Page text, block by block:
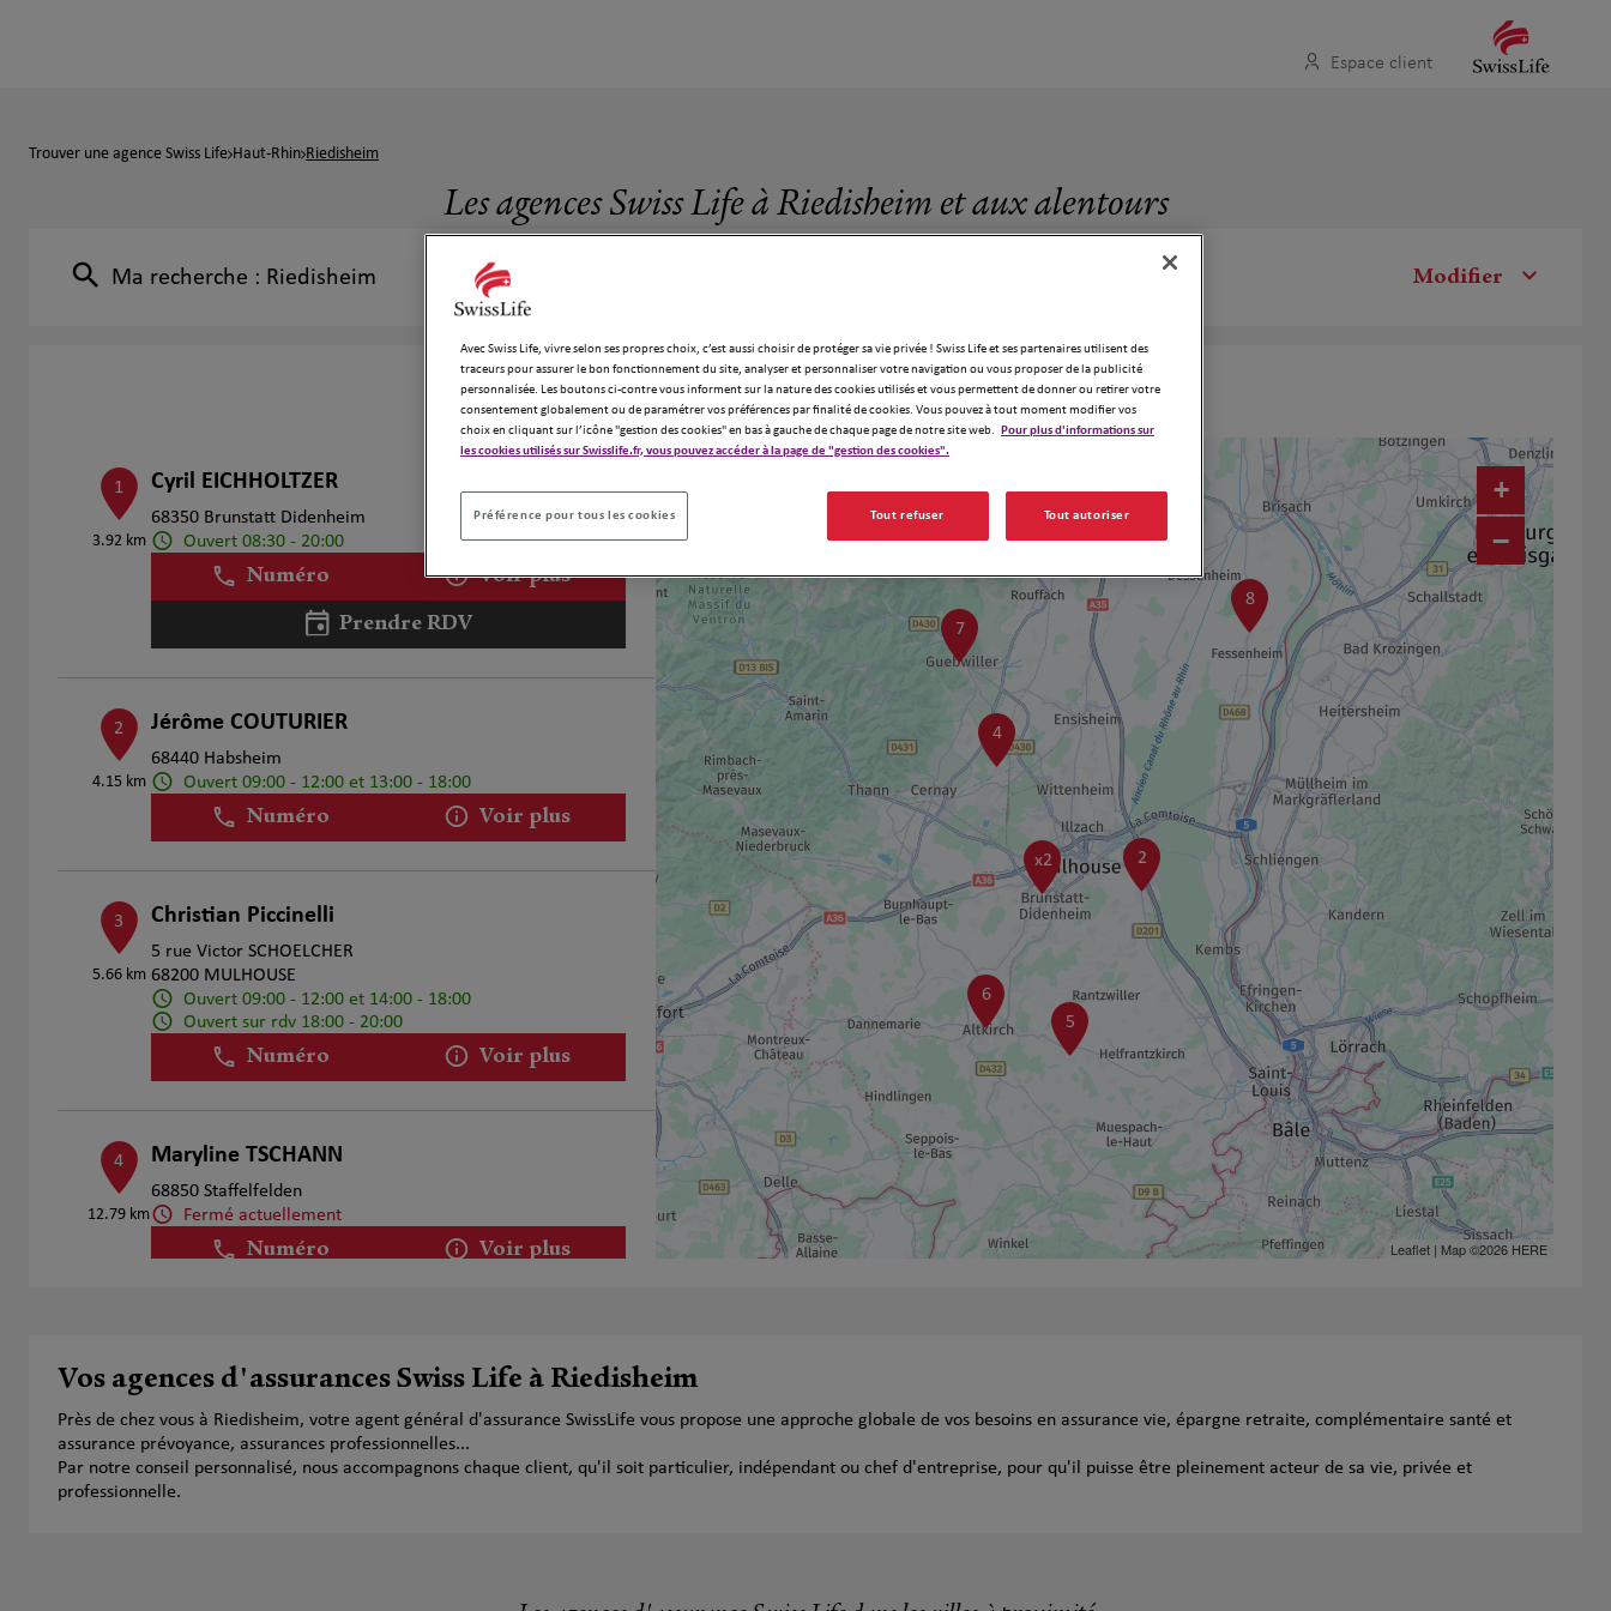
Espace client
Trouver une agence Swiss Life Haut-Rhin Riedisheim
Les agences Swiss Life à Riedisheim et aux alentours
Ma recherche : Riedisheim Modifier
8 agences Swiss Life à Riedisheim
1
3.92 km
Cyril EICHHOLTZER
68350 Brunstatt Didenheim
Ouvert 08:30 - 20:00
Numéro Voir plus
Prendre RDV
2
4.15 km
Jérôme COUTURIER
68440 Habsheim
Ouvert 09:00 - 12:00 et 13:00 - 18:00
Numéro Voir plus
3
5.66 km
Christian Piccinelli
5 rue Victor SCHOELCHER
68200 MULHOUSE
Ouvert 09:00 - 12:00 et 14:00 - 18:00
Ouvert sur rdv 18:00 - 20:00
Numéro Voir plus
4
12.79 km
Maryline TSCHANN
68850 Staffelfelden
Fermé actuellement
Numéro Voir plus
15.39 km
22 Rue Principale
68130 Hundsbach
Ouvert 09:00 - 18:00
Numéro Voir plus
8
7
4
6
5
2
x2
+
−
Leaflet| Map ©2026 HERE
Vos agences d'assurances Swiss Life à Riedisheim
Près de chez vous à Riedisheim, votre agent général d'assurance SwissLife vous propose une approche globale de vos besoins en assurance vie, épargne retraite, complémentaire santé et
assurance prévoyance, assurances professionnelles...
Par notre conseil personnalisé, nous accompagnons chaque client, qu'il soit particulier, indépendant ou chef d'entreprise, pour qu'il puisse être pleinement acteur de sa vie, privée et
professionnelle.
Avec Swiss Life, vivre selon ses propres choix, c’est aussi choisir de protéger sa vie privée ! Swiss Life et ses partenaires utilisent des
traceurs pour assurer le bon fonctionnement du site, analyser et personnaliser votre navigation ou vous proposer de la publicité
personnalisée. Les boutons ci-contre vous informent sur la nature des cookies utilisés et vous permettent de donner ou retirer votre
consentement globalement ou de paramétrer vos préférences par finalité de cookies. Vous pouvez à tout moment modifier vos
choix en cliquant sur l’icône "gestion des cookies" en bas à gauche de chaque page de notre site web. Pour plus d'informations sur
les cookies utilisés sur Swisslife.fr, vous pouvez accéder à la page de "gestion des cookies".
Préférence pour tous les cookies Tout refuser Tout autoriser